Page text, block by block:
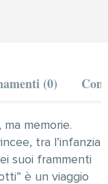
(0)
memorie.
tra l’infanzia
suoi frammenti
è un viaggio